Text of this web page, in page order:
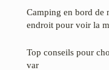
Camping en bord de
endroit pour voir la
Top conseils pour
var